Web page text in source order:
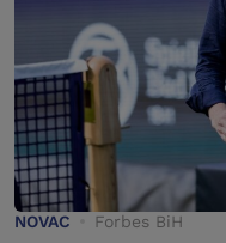
NOVAC Forbes BiH